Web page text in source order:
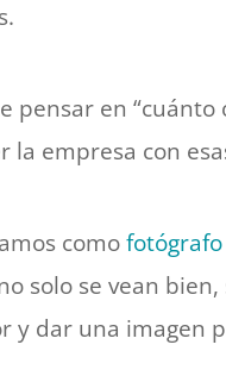
pensar en
la empresa con
como
solo se vean
y dar una imagen